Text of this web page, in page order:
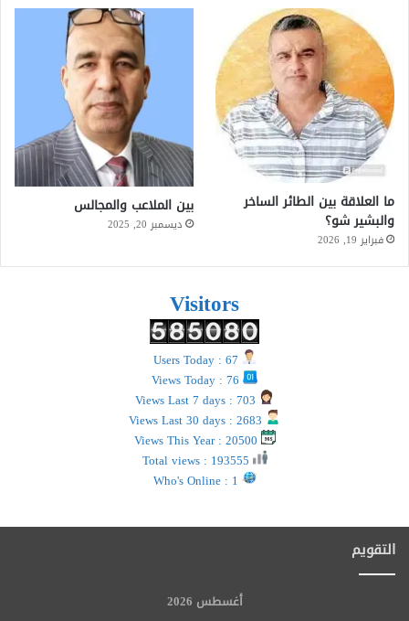
ما العلاقة بين الطائر الساخر
والبشير شو؟
فبراير 19, 2026
بين الملاعب والمجالس
ديسمبر 20, 2025
Visitors
التقويم
أغسطس 2026